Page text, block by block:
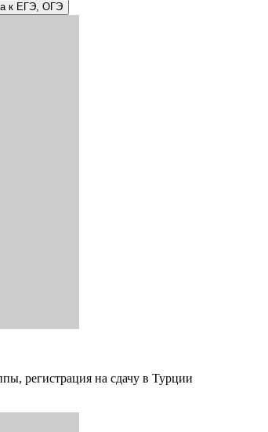
к ЕГЭ, ОГЭ
регистрация на сдачу в Турции